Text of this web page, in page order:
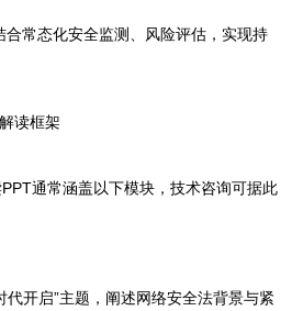
合常态化安全监测、风险评估，实现持
读框架
通常涵盖以下模块，技术咨询可据此
代开启”主题，阐述网络安全法背景与紧